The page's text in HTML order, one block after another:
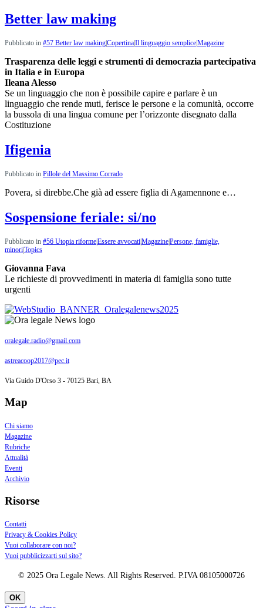
Better law making
Pubblicato in #57 Better law makingCopertinaIl linguaggio sempliceMagazine
Trasparenza delle leggi e strumenti di democrazia partecipativa
in Italia e in Europa
Ileana Alesso
Se un linguaggio che non è possibile capire e parlare è un
linguaggio che rende muti, ferisce le persone e la comunità, occorre
la bussola di una lingua comune per l’orizzonte disegnato dalla
Costituzione
Ifigenia
Pubblicato in Pillole del Massimo Corrado
Povera, si direbbe.Che già ad essere figlia di Agamennone e…
Sospensione feriale: si/no
Pubblicato in #56 Utopia riforme|Essere avvocati|Magazine|Persone, famiglie,
minori|Topics
Giovanna Fava
Le richieste di provvedimenti in materia di famiglia sono tutte
urgenti
oralegale.radio@gmail.com
astreacoop2017@pec.it
Via Guido D'Orso 3 - 70125 Bari, BA
Map
Chi siamo
Magazine
Rubriche
Attualità
Eventi
Archivio
Risorse
Contatti
Privacy & Cookies Policy
Vuoi collaborare con noi?
Vuoi pubblicizzarti sul sito?
© 2025 Ora Legale News. All Rights Reserved. P.IVA 08105000726
OK